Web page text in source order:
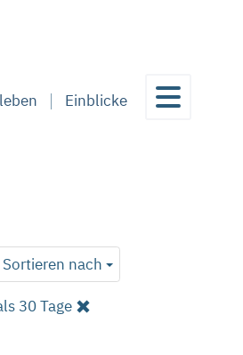
Einblicke
Sortieren nach
30 Tage